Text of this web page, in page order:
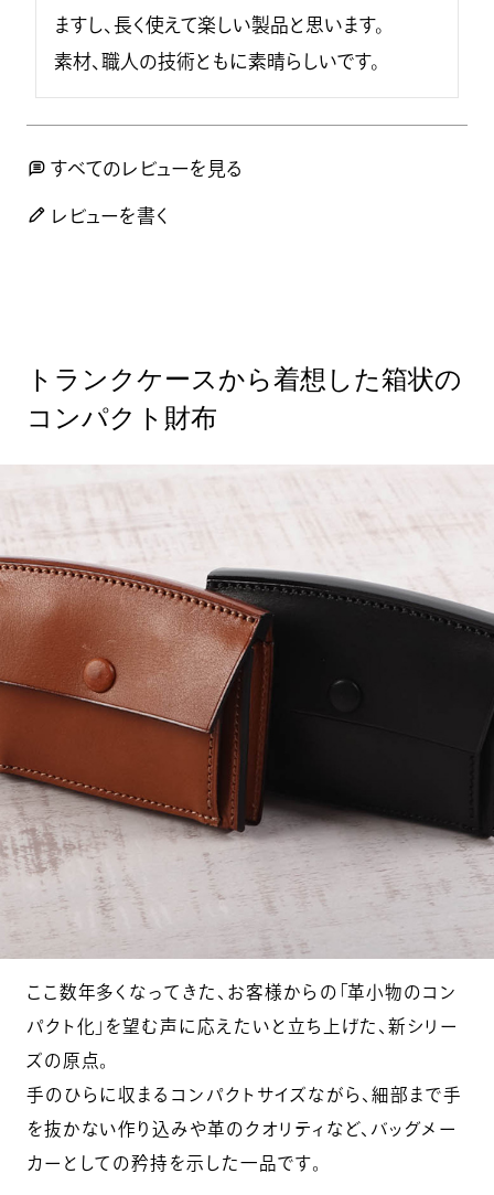
ますし、長く使えて楽しい製品と思います。
素材、職人の技術ともに素晴らしいです。
すべてのレビューを見る
レビューを書く
トランクケースから着想した箱状の
コンパクト財布
ここ数年多くなってきた、お客様からの「革小物のコン
パクト化」を望む声に応えたいと立ち上げた、新シリー
ズの原点。
手のひらに収まるコンパクトサイズながら、細部まで手
を抜かない作り込みや革のクオリティなど、バッグメー
カーとしての矜持を示した一品です。